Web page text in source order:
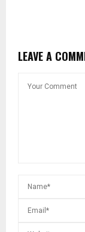
LEAVE A